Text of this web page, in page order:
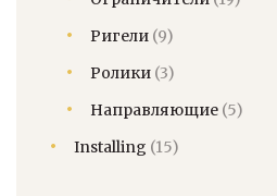
Ригели (9)
Ролики (3)
Направляющие (5)
Installing (15)